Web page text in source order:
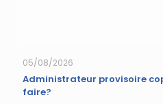
05/08/2026
Administrateur provisoire
faire?